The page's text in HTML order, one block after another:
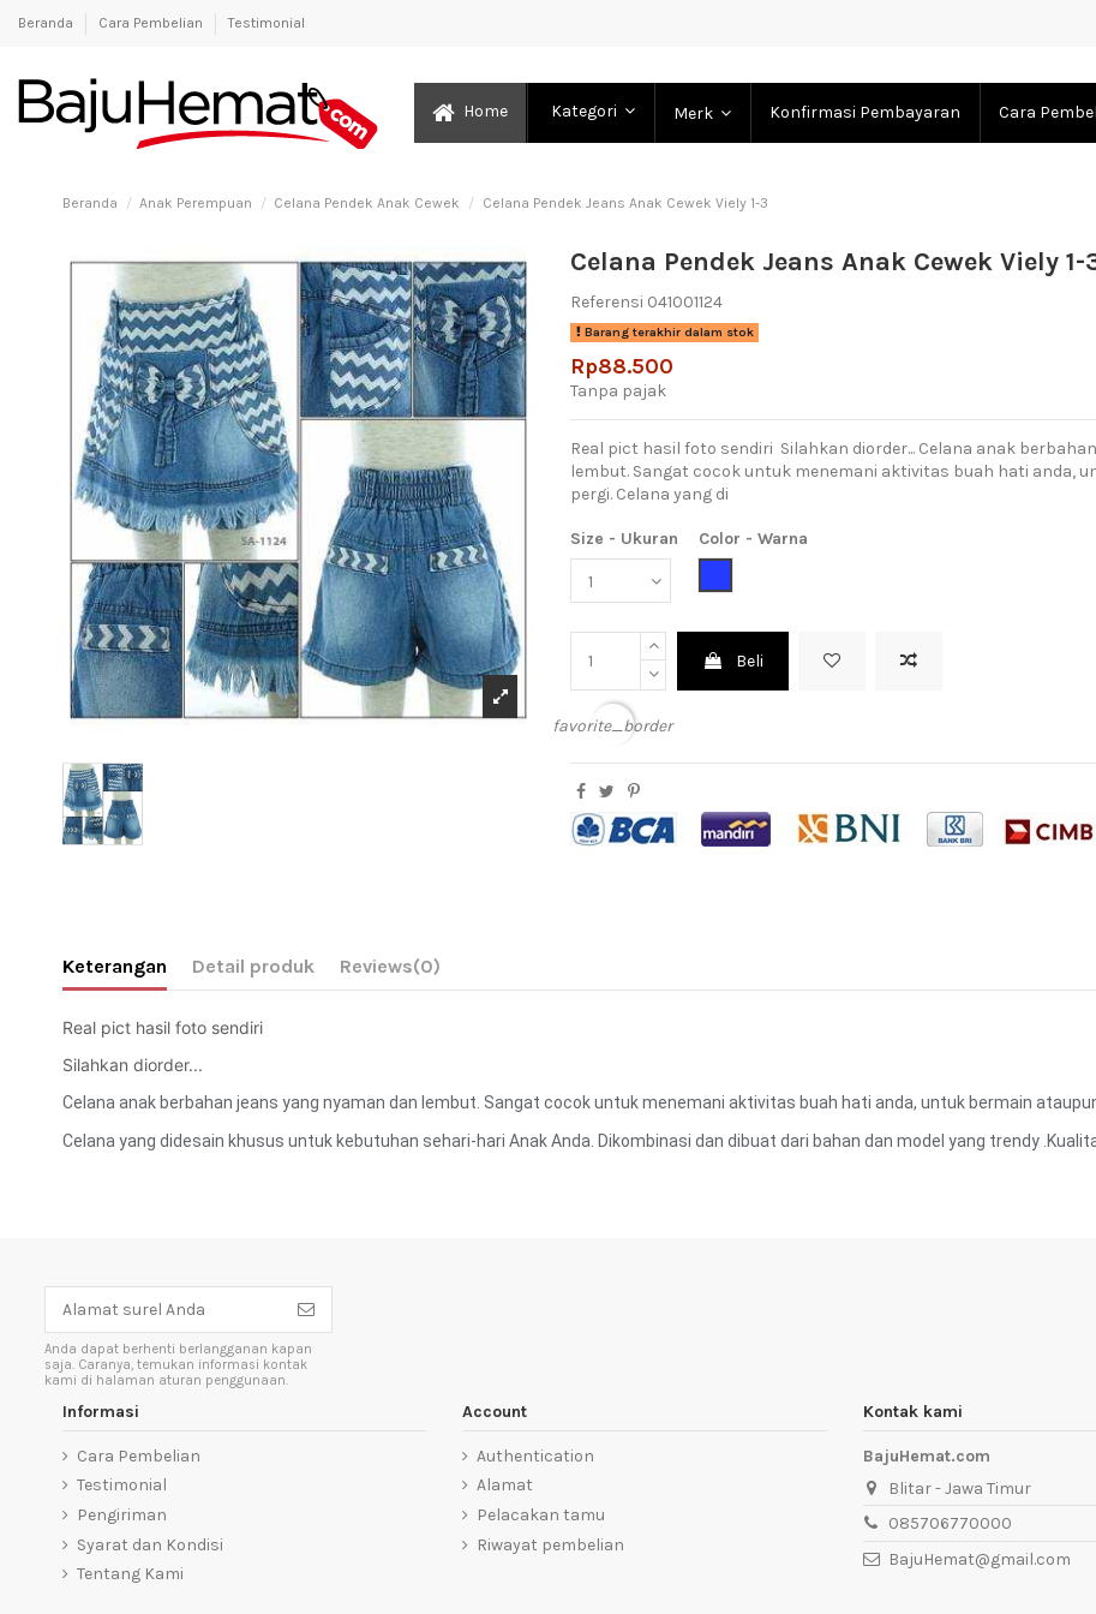
Beranda Cara Pembelian Testimonial
Home Kategori Merk Konfirmasi Pembayaran Cara
Beranda Anak Perempuan Celana Pendek Anak Cewek Celana Pendek Jeans Anak Cewek Viely 1-3
Celana Pendek Jeans Anak Cewek Viely 1-
Referensi 041001124
Barang terakhir dalam stok
Rp88.500
Tanpa pajak
Real pict hasil foto sendiri Silahkan diorder... Celana anak
lembut. Sangat cocok untuk menemani aktivitas buah hati anda,
pergi. Celana yang di
Size - Ukuran
Color - Warna
Beli
favorite_border
Keterangan Detail produk Reviews(0)
Real pict hasil foto sendiri
Silahkan diorder...
Celana anak berbahan jeans yang nyaman dan lembut. Sangat cocok untuk menemani aktivitas buah hati anda, untuk bermain
Celana yang didesain khusus untuk kebutuhan sehari-hari Anak Anda. Dikombinasi dan dibuat dari bahan dan model yang trendy
Anda dapat berhenti berlangganan kapan
saja. Caranya, temukan informasi kontak
kami di halaman aturan penggunaan.
Informasi
Cara Pembelian
Testimonial
Pengiriman
Syarat dan Kondisi
Tentang Kami
Account
Authentication
Alamat
Pelacakan tamu
Riwayat pembelian
Kontak kami
BajuHemat.com
Blitar - Jawa Timur
085706770000
BajuHemat@gmail.com